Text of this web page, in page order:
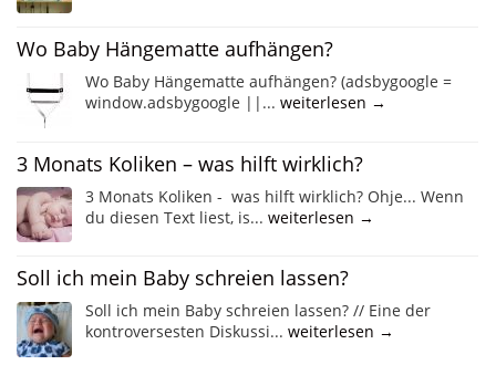
Wo Baby Hängematte aufhängen?
Wo Baby Hängematte aufhängen? (adsbygoogle =
window.adsbygoogle ||... weiterlesen →
3 Monats Koliken – was hilft wirklich?
3 Monats Koliken - was hilft wirklich? Ohje... Wenn
du diesen Text liest, is... weiterlesen →
Soll ich mein Baby schreien lassen?
Soll ich mein Baby schreien lassen? // Eine der
kontroversesten Diskussi... weiterlesen →